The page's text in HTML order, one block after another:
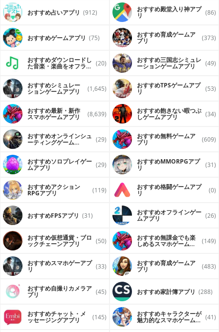
おすすめ占いアプリ (912) おすすめ殿堂入り神アプ
リ (86)
おすすめゲームアプリ (75) おすすめ育成ゲームア
プリ (373)
おすすめダウンロードし
た音楽・楽曲をオフライ (20) おすすめ三国志シミュレ
ーションゲームアプリ (49)
おすすめシミュレー
ションゲームアプリ (1,645) おすすめTPSゲームアプ
リ (53)
おすすめ最新・新作
スマホゲームアプリ (8,639) おすすめ飽きない暇つぶ
しゲームアプリ (34)
おすすめオンラインシュ
ーティングゲーム (29) おすすめ無料ゲームア
プリ (609)
おすすめソロプレイゲー
ムアプリ (29) おすすめ MMORPGアプ
リ (31)
おすすめアクション
RPGアプリ (119) おすすめ格闘ゲームアプ
リ (0)
おすすめFPSアプリ (31) おすすめオフラインゲー
ムアプリ (26)
おすすめ仮想通貨・ブロ
ックチェーンアプリ (50) おすすめ無課金でも楽
しめるスマホゲームア (149)
おすすめスマホゲーアプ
リ (33) おすすめ育成ゲームア
プリ (483)
おすすめ自撮りカメラア
プリ (45) おすすめ家計簿アプリ (288)
おすすめチャット・メ
ッセージングアプリ (145) おすすめキャラクターが
魅力的なスマホゲームア (41)